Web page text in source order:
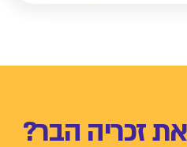
זכריה הבר?